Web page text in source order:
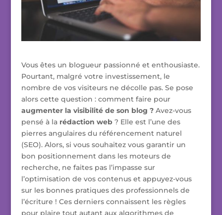
Vous êtes un blogueur passionné et enthousiaste.
Pourtant, malgré votre investissement, le
nombre de vos visiteurs ne décolle pas. Se pose
alors cette question : comment faire pour
augmenter la visibilité de son blog ?Avez-vous
pensé à la rédaction web? Elle est l’une des
pierres angulaires du référencement naturel
(SEO). Alors, si vous souhaitez vous garantir un
bon positionnement dans les moteurs de
recherche, ne faites pas l’impasse sur
l’optimisation de vos contenus et appuyez-vous
sur les bonnes pratiques des professionnels de
l’écriture ! Ces derniers connaissent les règles
pour plaire tout autant aux algorithmes de